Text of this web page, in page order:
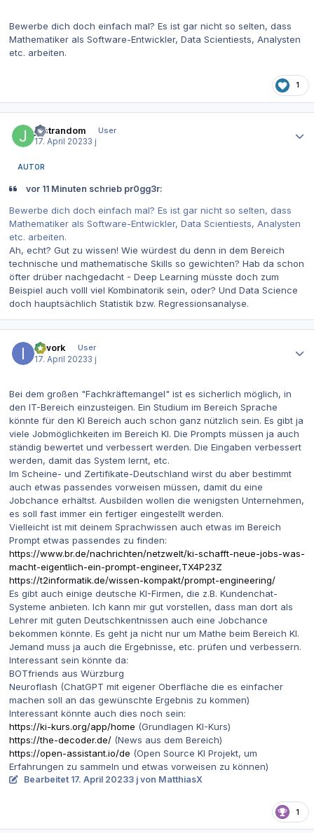
Bewerbe dich doch einfach mal? Es ist gar nicht so selten, dass
Mathematiker als Software-Entwickler, Data Scientiests, Analysten
etc. arbeiten.
1
justrandom
User
17. April 20233 j
AUTOR
vor 11 Minuten schrieb pr0gg3r:
Bewerbe dich doch einfach mal? Es ist gar nicht so selten, dass
Mathematiker als Software-Entwickler, Data Scientiests, Analysten
etc. arbeiten.
Ah, echt? Gut zu wissen! Wie würdest du denn in dem Bereich
technische und mathematische Skills so gewichten? Hab da schon
öfter drüber nachgedacht - Deep Learning müsste doch zum
Beispiel auch volll viel Kombinatorik sein, oder? Und Data Science
doch hauptsächlich Statistik bzw. Regressionsanalyse.
ITwork
User
17. April 20233 j
Bei dem großen "Fachkräftemangel" ist es sicherlich möglich, in
den IT-Bereich einzusteigen. Ein Studium im Bereich Sprache
könnte für den KI Bereich auch schon ganz nützlich sein. Es gibt ja
viele Jobmöglichkeiten im Bereich KI. Die Prompts müssen ja auch
ständig bewertet und verbessert werden. Die Eingaben verbessert
werden, damit das System lernt, etc.
Im Scheine- und Zertifikate-Deutschland wirst du aber bestimmt
auch etwas passendes vorweisen müssen, damit du eine
Jobchance erhältst. Ausbilden wollen die wenigsten Unternehmen,
es soll fast immer ein fertiger eingestellt werden.
Vielleicht ist mit deinem Sprachwissen auch etwas im Bereich
Prompt etwas passendes zu finden:
https://www.br.de/nachrichten/netzwelt/ki-schafft-neue-jobs-was-
macht-eigentlich-ein-prompt-engineer,TX4P23Z
https://t2informatik.de/wissen-kompakt/prompt-engineering/
Es gibt auch einige deutsche KI-Firmen, die z.B. Kundenchat-
Systeme anbieten. Ich kann mir gut vorstellen, dass man dort als
Lehrer mit guten Deutschkentnissen auch eine Jobchance
bekommen könnte. Es geht ja nicht nur um Mathe beim Bereich KI.
Jemand muss ja auch die Ergebnisse, etc. prüfen und verbessern.
Interessant sein könnte da:
BOTfriends aus Würzburg
Neuroflash (ChatGPT mit eigener Oberfläche die es einfacher
machen soll an das gewünschte Ergebnis zu kommen)
Interessant könnte auch dies noch sein:
https://ki-kurs.org/app/home (Grundlagen KI-Kurs)
https://the-decoder.de/ (News aus dem Bereich)
https://open-assistant.io/de (Open Source KI Projekt, um
Erfahrungen zu sammeln und etwas vorweisen zu können)
Bearbeitet 17. April 20233 j von MatthiasX
1